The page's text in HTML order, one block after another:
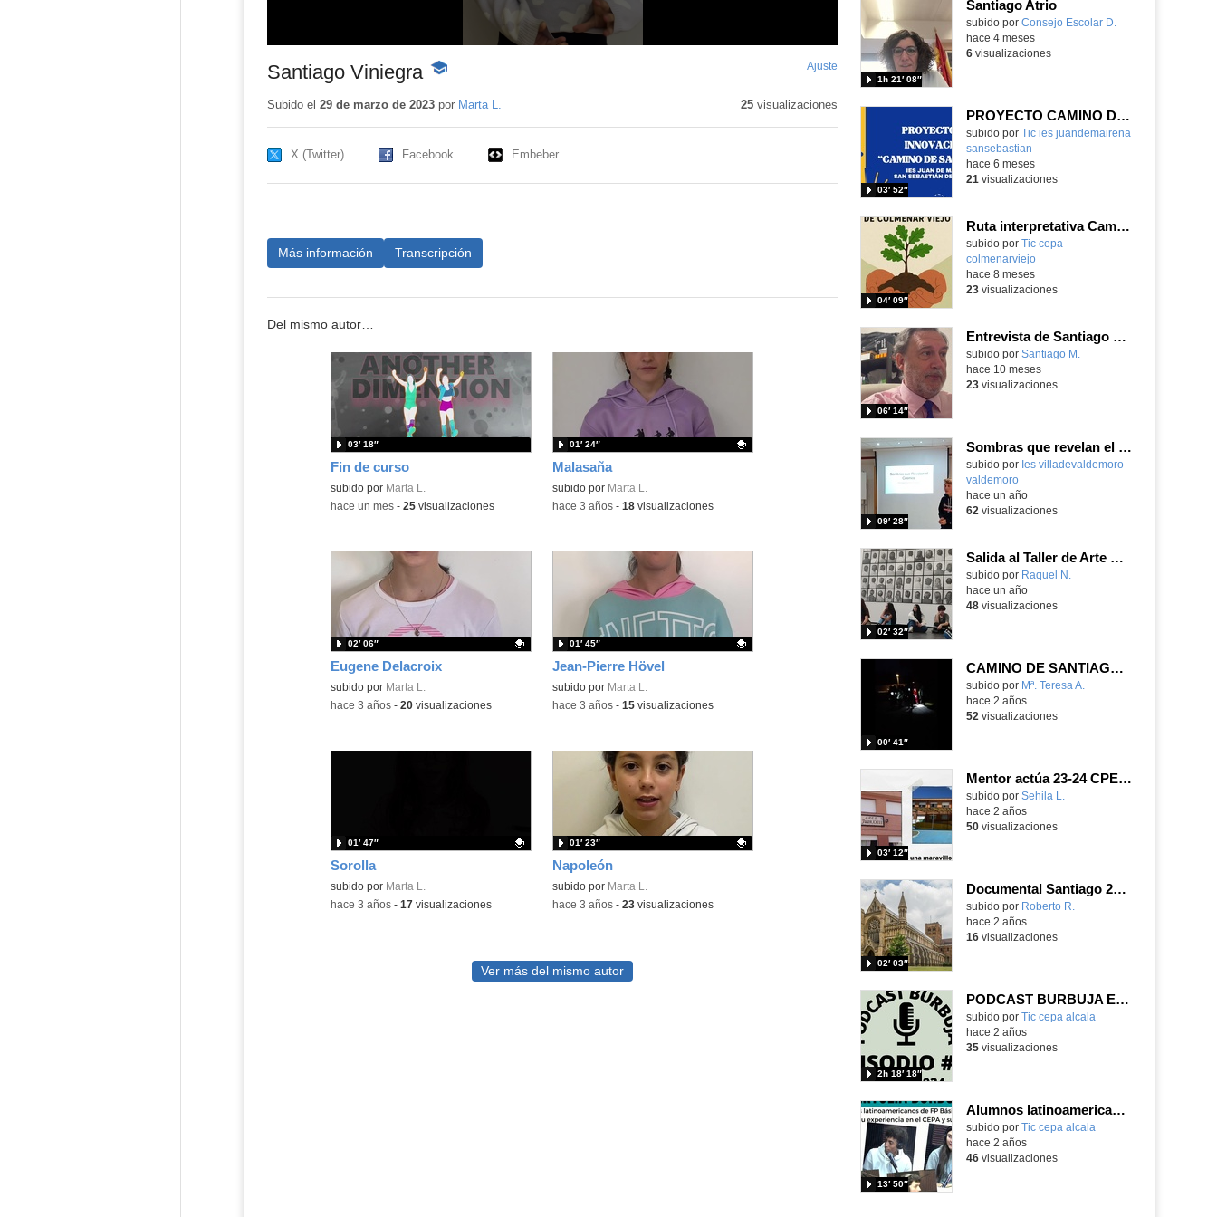
Santiago Viniegra -
educativo
Ajuste
pantalla
Subido el 29 de marzo de 2023por Marta L. 25visualizaciones
X (Twitter) Facebook Embeber
Más información Transcripción
Del mismo autor…
Fin de curso
subido por Marta L.
03′ 18″
-hace un mes- 25visualizaciones
Malasaña
Contenido educativo.
subido por Marta L.
01′ 24″
-hace 3 años- 18visualizaciones
Eugene Delacroix
Contenido educativo.
subido por Marta L.
02′ 06″
-hace 3 años- 20visualizaciones
Jean-Pierre Hövel
Contenido educativo.
subido por Marta L.
01′ 45″
-hace 3 años- 15visualizaciones
Sorolla
Contenido educativo.
subido por Marta L.
01′ 47″
-hace 3 años- 17 visualizaciones
Napoleón
Contenido educativo.
subido por Marta L.
01′ 23″
-hace 3 años- 23visualizaciones
Ver más del mismo autor
Santiago Atrio
Contenido educativo.
subido por Consejo Escolar D.
1h 21′ 08″
hace 4 meses
6visualizaciones
PROYECTO CAMINO DE SANTIAGO
Contenido educativo.
subido por Tic ies juandemairena
sansebastian
03′ 52″
hace 6 meses
21 visualizaciones
Ruta interpretativa Camino de Santiago
subido por Tic cepa
colmenarviejo
04′ 09″
-
hace 8 meses
23visualizaciones
Entrevista de Santiago Mata para la Revista Digital del VK
Contenido educativo.
subido por Santiago M.
06′ 14″
hace 10 meses
23visualizaciones
Sombras que revelan el cosmos
Contenido educativo.
subido por Ies villadevaldemoro
valdemoro
09′ 28″
-
hace un año
62 visualizaciones
Salida al Taller de Arte Contemporáneo - Santiago Sierra
Contenido educativo.
subido por Raquel N.
02′ 32″
hace un año
48visualizaciones
CAMINO DE SANTIAGO 2024
Contenido educativo.
subido por Mª. Teresa A.
00′ 41″
hace 2 años
52 visualizaciones
Mentor actúa 23-24 CPEE Santiago Ramón y Cajal
Contenido educativo.
subido por Sehila L.
03′ 12″
hace 2 años
50visualizaciones
Documental Santiago 2024
Contenido educativo.
subido por Roberto R.
02′ 03″
hace 2 años
16visualizaciones
PODCAST BURBUJA EPISODIO #10 (Completo)
subido por Tic cepa alcala
2h 18′ 18″
hace 2 años
35visualizaciones
Alumnos latinoamericanos de FP nos cuentan sus experiencias
subido por Tic cepa alcala
13′ 50″
hace 2 años
46visualizaciones